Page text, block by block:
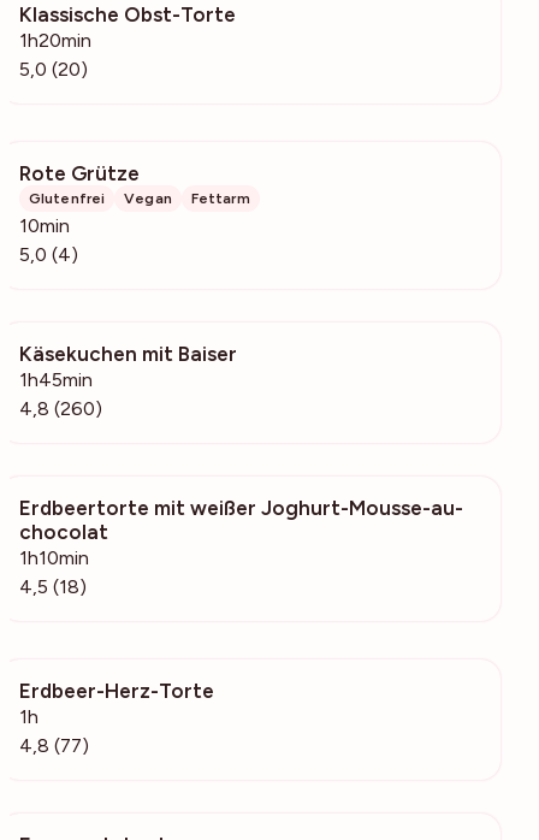
Klassische Obst-Torte
1h20min
5,0 (20)
Rote Grütze
Glutenfrei Vegan Fettarm
10min
5,0 (4)
Käsekuchen mit Baiser
1h45min
4,8 (260)
566
Erdbeertorte mit weißer Joghurt-Mousse-au-
chocolat
1h10min
4,5 (18)
Erdbeer-Herz-Torte
1h
4,8 (77)